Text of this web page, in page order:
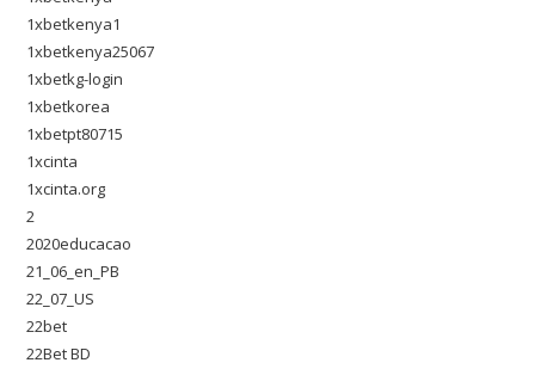
1xbetkenya1
1xbetkenya25067
1xbetkg-login
1xbetkorea
1xbetpt80715
1xcinta
1xcinta.org
2
2020educacao
21_06_en_PB
22_07_US
22bet
22Bet BD